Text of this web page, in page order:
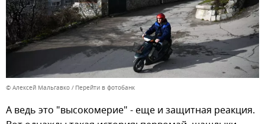
© Алексей Мальгавко Перейти в фотобанк
А ведь это "высокомерие" - еще и защитная реакция.